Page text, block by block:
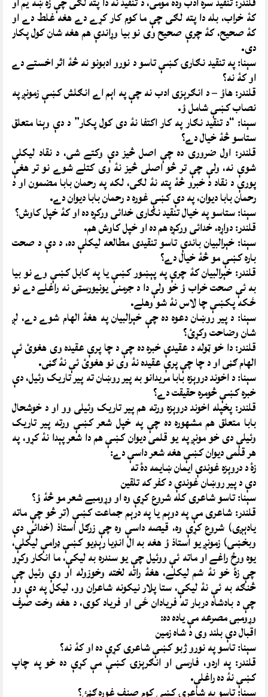
کۀ خراب، بله دا پته لګى چې ما کوم کار کړے دے هغه غلط دے او
کۀ صحيح، کۀ چرې صحيح وى نو بيا وړاندې هم هغه شان کول پکار
دى.
سېنا: په تنقيد نګارۍ کښې تاسو د نورو ادبونو نه څۀ اثر اخستے دے
او کۀ نه؟
قلندر: هاؤ – د انګرېزى ادب نه چې په اېم اے انګلش کښې زمونږ په
نصاب کښې شامل ؤ.
سېنا: “د تنقيد نګار په کار اکتفا نۀ دى کول پکار” د دې وېنا متعلق
ستاسو څۀ خيال دے؟
قلندر: اول ضرورى ده چې اصل څيز دې وکتے شى، د نقاد ليکلې
شوې نه، ولې چې تر څو اصلى څيز نۀ وى کتلے شوے نو تر هغې
پورې د نقاد د خبرو څۀ پته نۀ لګى، لکه په رحمان بابا مضمون او د
رحمان بابا ديوان، په دې کښې غوره د رحمان بابا ديوان دے.
سېنا: ستاسو په خيال تنقيد نګارى خدائى ورکړه ده او کۀ خپل کاوش؟
قلندر: دواړه، خدائى ورکړه هم ده او خپل کاوش هم.
سېنا: خېرالبيان باندې تاسو تنقيدى مطالعه ليکلې ده، د دې د صحت
باره کښې مو څۀ خيال دے؟
قلندر: خېرالبيان کۀ چرې په پېښور کښې يا په کابل کښې وے نو بيا
به ئې صحت خراب ؤ خو ولې دا د جرمنى يونيورسټۍ نه راغلے دے نو
ځکه پکښې چا لاس نۀ شو وهلے.
سېنا: د پير روښان دعوه ده چې خېرالبيان په هغۀ الهام شوے دے، لږ
شان وضاحت وکړئ؟
قلندر: دا خو ټوله د عقيدې خبره ده چې د چا پرې عقيده وى هغوئ ئې
الهام ګڼى او د چا چې پرې عقيده نۀ وى نو هغوئ ئې نۀ ګڼى.
سېنا: د اخوند دروېزه بابا مريدانو به پير روښان ته پير تاريک وئيل، دې
خبره کښې څومره حقيقت دے؟
قلندر: پخپله اخوند دروېزه ورته هم پير تاريک وئيلى وو او د خوشحال
بابا متعلق هم مشهوره ده چې په خپل شعر کښې ورته پير تاريک
وئيلې دى خو مونږ په يو قلمى ديوان کښې هم دا شعر پېدا نۀ کړو، په
هر قلمى ديوان کښې هغه شعر داسې دے:
زۀ د دروېزه غوندې ايمان ښايمه دۀ ته
دې د پير روښان غوندې د کفر که تلقين
سېنا: تاسو شاعرى کله شروع کړې وه او وړومبے شعر مو څۀ ؤ؟
قلندر: شاعرى مې په دوېم يا په درېم جماعت کښې (تر څو چې ماته
يادېږى) شروع کړې وه، قيصه داسې وه چې زرګل استاذ (خدائې دې
وبخښى) زمونږ يو استاذ ؤ هغه به ال انډيا رېډيو کښې ډرامې ليکلې،
يوه ورځ راغے او ماته ئې ووئيل چې يو سندره به ليکې، ما انکار وکړو
چې زۀ خو نۀ شم ليکلے، هغۀ راته لخته وخوزوله او وې وئيل چې
څنګه به ئې نۀ ليکې، ستا پلار نيکونه شاعران وو، ليکل په دې وو
چې د بادشاه دربار ته فريادان ځى او فرياد کوى، د هغه وخت صرف
وړومبۍ مصرعه مې ياده ده:
اقبال دې بلند وى د شاه زمين
سېنا: تاسو په نورو ژبو کښې شاعرى کړې ده او کۀ نه؟
قلندر: په اردو، فارسۍ او انګرېزۍ کښې مې کړې ده خو په چاپ
کښې نۀ ده راغلې.
سېنا: تاسو په شاعرۍ کښې کوم صنف غوره ګڼئ؟